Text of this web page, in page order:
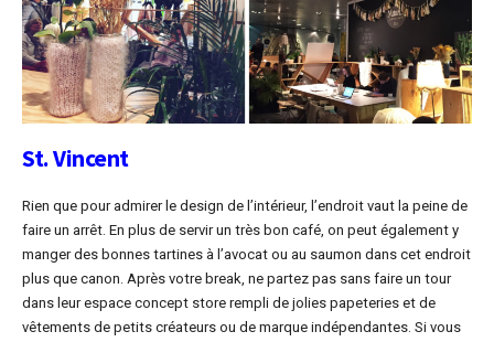
St. Vincent
Rien que pour admirer le design de l’intérieur, l’endroit vaut la peine de
faire un arrêt. En plus de servir un très bon café, on peut également y
manger des bonnes tartines à l’avocat ou au saumon dans cet endroit
plus que canon. Après votre break, ne partez pas sans faire un tour
dans leur espace concept store rempli de jolies papeteries et de
vêtements de petits créateurs ou de marque indépendantes. Si vous